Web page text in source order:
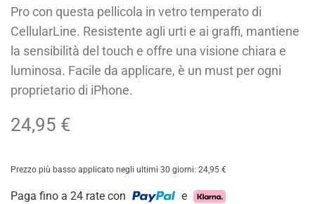
Pro con questa pellicola in vetro temperato di
CellularLine. Resistente agli urti e ai graffi, mantiene
la sensibilità del touch e offre una visione chiara e
luminosa. Facile da applicare, è un must per ogni
proprietario di iPhone.
24,95 €
Prezzo più basso applicato negli ultimi 30 giorni: 24,95 €
Paga fino a 24 rate con e